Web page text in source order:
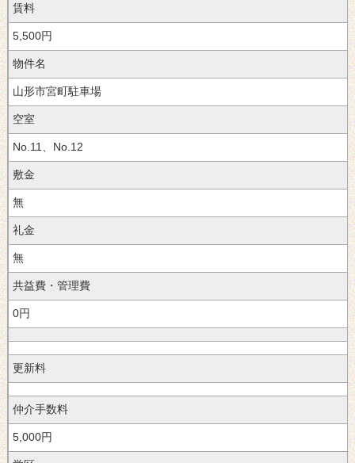
賃料
5,500円
物件名
山形市宮町駐車場
空室
No.11、No.12
敷金
無
礼金
無
共益費・管理費
0円
更新料
仲介手数料
5,000円